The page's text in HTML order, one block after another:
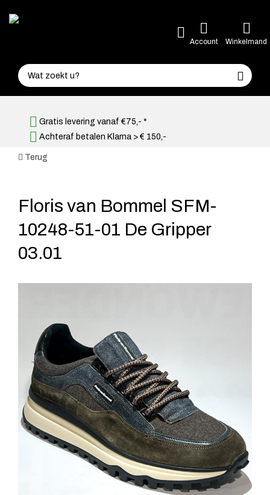
Account Winkelmand
Gratis levering vanaf €75,- *
Achteraf betalen Klarna > € 150,-
Terug
Floris van Bommel SFM-
10248-51-01 De Gripper
03.01